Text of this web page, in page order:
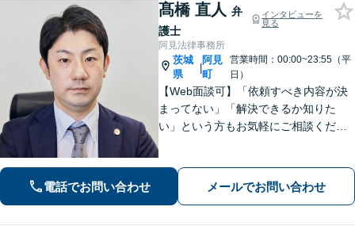
髙橋 直人 弁
護士
インタビューを
見る
阿見法律事務所
茨城
県
|
阿見
町
営業時間：00:00~23:55（平
日）
【Web面談可】「依頼すべき内容が決
まってない」「解決できるか知りた
い」という方もお気軽にご相談くださ
電話でお問い合わせ メールでお問い合わせ